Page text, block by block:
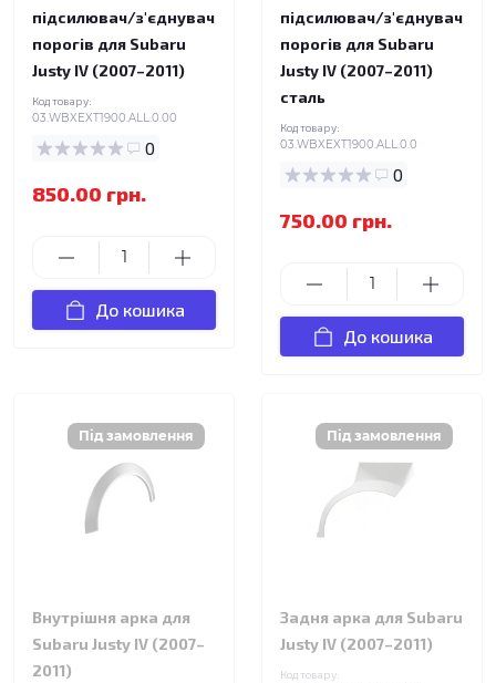
підсилювач/з'єднувач
порогів для Subaru
Justy IV (2007–2011)
Код товару:
03.WBXEXT1900.ALL.0.00
0
850.00 грн.
До кошика
підсилювач/з'єднувач
порогів для Subaru
Justy IV (2007–2011)
сталь
Код товару:
03.WBXEXT1900.ALL.0.0
0
750.00 грн.
До кошика
Внутрішня арка для
Subaru Justy IV (2007–
2011)
Задня арка для Subaru
Justy IV (2007–2011)
Код товару: